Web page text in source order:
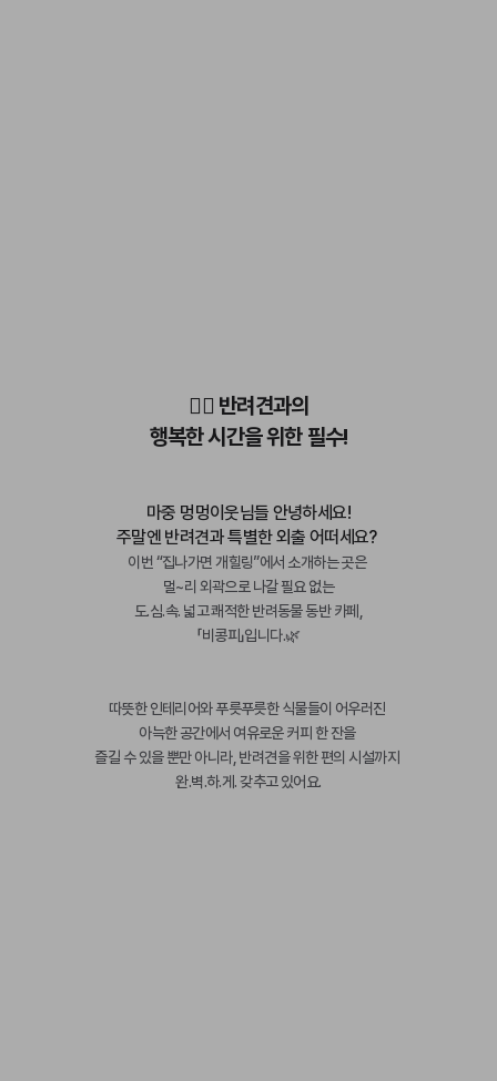
🐕‍🦺 반려견과의
행복한 시간을 위한 필수!
마중 멍멍이웃님들 안녕하세요!
주말엔 반려견과 특별한 외출 어떠세요?
이번 “집나가면 개힐링”에서 소개하는 곳은
멀~리 외곽으로 나갈 필요 없는
도.심.속. 넓고 쾌적한 반려동물 동반 카페,
「비콩피」입니다.🌿
따뜻한 인테리어와 푸릇푸릇한 식물들이 어우러진
아늑한 공간에서 여유로운 커피 한 잔을
즐길 수 있을 뿐만 아니라, 반려견을 위한 편의 시설까지
완.벽.하.게. 갖추고 있어요.